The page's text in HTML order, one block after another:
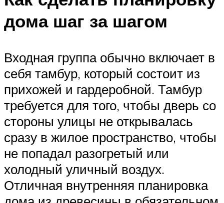
дома шаг за шагом
Входная группа обычно включает в
себя тамбур, который состоит из
прихожей и гардеробной. Тамбур
требуется для того, чтобы дверь со
стороны улицы не открывалась
сразу в жилое пространство, чтобы
не попадал разогретый или
холодный уличный воздух.
Отличная внутренняя планировка